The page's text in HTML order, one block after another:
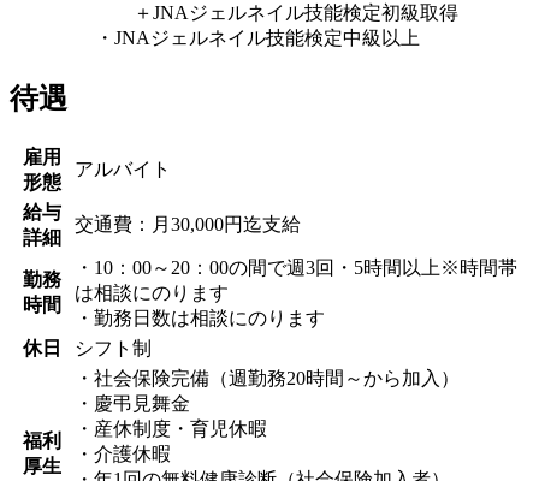
＋JNAジェルネイル技能検定初級取得
・JNAジェルネイル技能検定中級以上
待遇
雇用
形態
アルバイト
給与
詳細
交通費：月30,000円迄支給
勤務
時間
・10：00～20：00の間で週3回・5時間以上※時間帯
は相談にのります
・勤務日数は相談にのります
休日
シフト制
福利
厚生
・社会保険完備（週勤務20時間～から加入）
・慶弔見舞金
・産休制度・育児休暇
・介護休暇